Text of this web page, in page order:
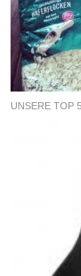
UNSERE TOP